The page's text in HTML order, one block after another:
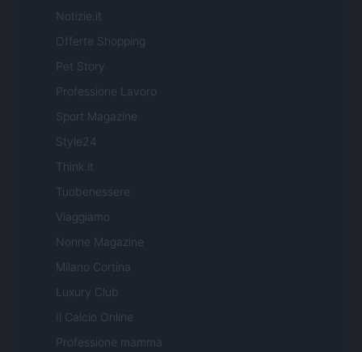
Notizie.it
Offerte Shopping
Pet Story
Professione Lavoro
Sport Magazine
Style24
Think.it
Tuobenessere
Viaggiamo
Nonne Magazine
Milano Cortina
Luxury Club
Il Calcio Online
Professione mamma